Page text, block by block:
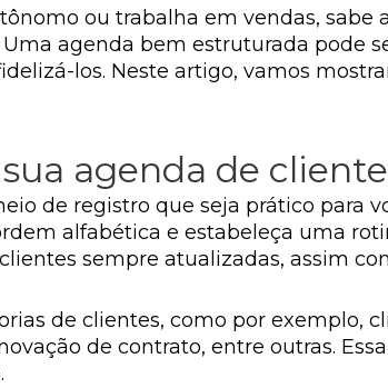
ou trabalha em vendas,
agenda bem estruturada pode
los. Neste artigo, vamos
agenda de
de registro que seja prático para
alfabética e estabeleça uma
sempre atualizadas, assim
de clientes, como por exemplo,
de contrato, entre outras.